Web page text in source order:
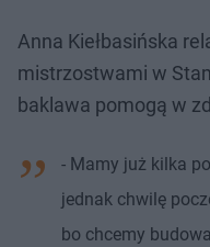
Anna Kiełbasińska
mistrzostwami w
baklawa pomogą w
- Mamy już kilka
jednak chwilę
bo chcemy